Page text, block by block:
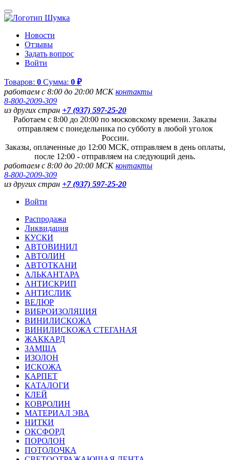
Новости
Отзывы
Задать вопрос
Войти
Товаров: 0 Сумма: 0 ₽
работаем с 8:00 до 20:00 МСКконтакты
8-800-2009-309
из других стран +7 (937) 597-25-20
Работаем с 8:00 до 20:00 по московскому времени. Заказы
отправляем с понедельника по субботу в любой уголок
России.
Заказы, оплаченные до 12:00 МСК, отправляем в день оплаты,
после 12:00 - отправляем на следующий день.
работаем с 8:00 до 20:00 МСКконтакты
8-800-2009-309
из других стран +7 (937) 597-25-20
Войти
Распродажа
Ликвидация
КУСКИ
АВТОВИНИЛ
АВТОЛИН
АВТОТКАНИ
АЛЬКАНТАРА
АНТИСКРИП
АНТИСЛИК
ВЕЛЮР
ВИБРОИЗОЛЯЦИЯ
ВИНИЛИСКОЖА
ВИНИЛИСКОЖА СТЕГАНАЯ
ЖАККАРД
ЗАМША
ИЗОЛОН
ИСКОЖА
КАРПЕТ
КАТАЛОГИ
КЛЕЙ
КОВРОЛИН
МАТЕРИАЛ ЭВА
НИТКИ
ОКСФОРД
ПОРОЛОН
ПОТОЛОЧКА